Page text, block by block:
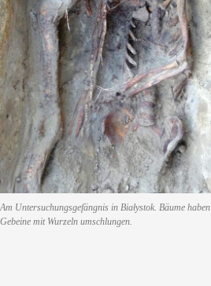
Am Untersuchungsgefängnis in Białystok. Bäume haben
Gebeine mit Wurzeln umschlungen.